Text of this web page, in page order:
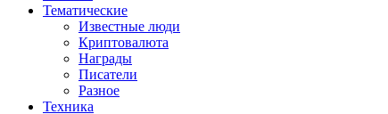
Тематические
Известные люди
Криптовалюта
Награды
Писатели
Разное
Техника